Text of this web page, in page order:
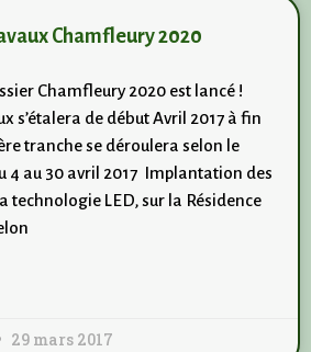
Chamfleury 2020
Chamfleury 2020 est lancé !
s’étalera de début Avril 2017 à fin
tranche se déroulera selon le
4 au 30 avril 2017 Implantation des
technologie LED, sur la Résidence
29 mars 2017